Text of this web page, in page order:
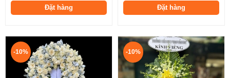
Đặt hàng
Đặt hàng
-10% -10%